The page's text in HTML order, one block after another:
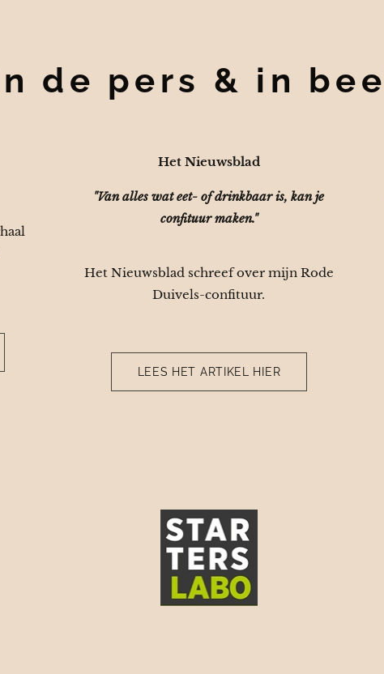
de pers & in
Het Nieuwsblad
"Van alles wat eet- of drinkbaar is, kan je
confituur maken."
Het Nieuwsblad schreef over mijn Rode
Duivels-confituur.
LEES HET ARTIKEL HIER